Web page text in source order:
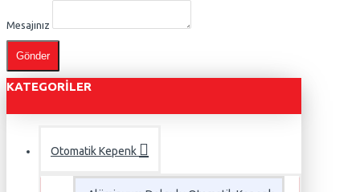
Mesajınız
Gönder
KATEGORILER
Otomatik Kepenk